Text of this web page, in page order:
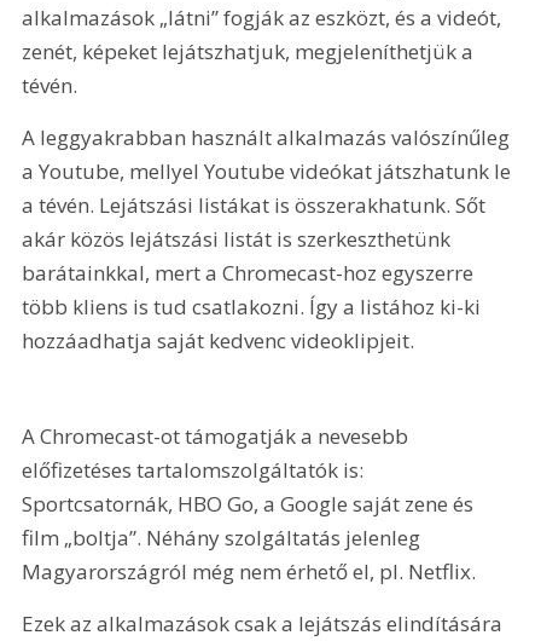
alkalmazások „látni” fogják az eszközt, és a videót,
zenét, képeket lejátszhatjuk, megjeleníthetjük a
tévén.
A leggyakrabban használt alkalmazás valószínűleg
a Youtube, mellyel Youtube videókat játszhatunk le
a tévén. Lejátszási listákat is összerakhatunk. Sőt
akár közös lejátszási listát is szerkeszthetünk
barátainkkal, mert a Chromecast-hoz egyszerre
több kliens is tud csatlakozni. Így a listához ki-ki
hozzáadhatja saját kedvenc videoklipjeit.
A Chromecast-ot támogatják a nevesebb
előfizetéses tartalomszolgáltatók is:
Sportcsatornák, HBO Go, a Google saját zene és
film „boltja”. Néhány szolgáltatás jelenleg
Magyarországról még nem érhető el, pl. Netflix.
Ezek az alkalmazások csak a lejátszás elindítására